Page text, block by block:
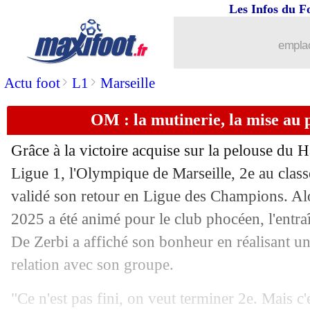
Actu foot> L1 > Marseille
Les Infos du
OM : la mutinerie, la mise au
Grâce à la victoire acquise sur la pelouse du
Ligue 1, l'Olympique de Marseille, 2e au
validé son retour en Ligue des Champions.
2025 a été animé pour le club phocéen,
De Zerbi a affiché son bonheur en réalisant
relation avec son groupe.
"Ce n'est pas fini, on veut terminer 2e. Mais
Monaco : Akliouche se prononce sur
11/05 Inter: deux départs entérinés
11/05 PSG: le Clasico, Luis Enrique a un
11/05 VIDEO: l'action folle de Pavlidis
11/05 Barça : Raphinha ne pense qu'à
11/05 OM : le rappel de De Zerbi sur
Lille : Genesio compare ses joueurs à